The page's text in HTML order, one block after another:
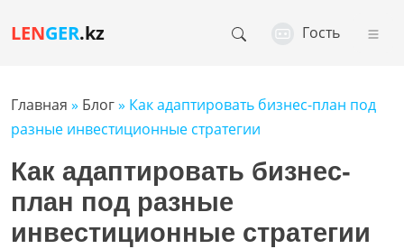
LENGER.kz Гость
Главная » Блог» Как адаптировать бизнес-план под
разные инвестиционные стратегии
Как адаптировать бизнес-
план под разные
инвестиционные стратегии